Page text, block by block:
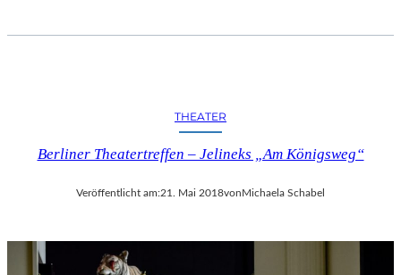
THEATER
Berliner Theatertreffen – Jelineks „Am Königsweg“
Veröffentlicht am:21. Mai 2018vonMichaela Schabel